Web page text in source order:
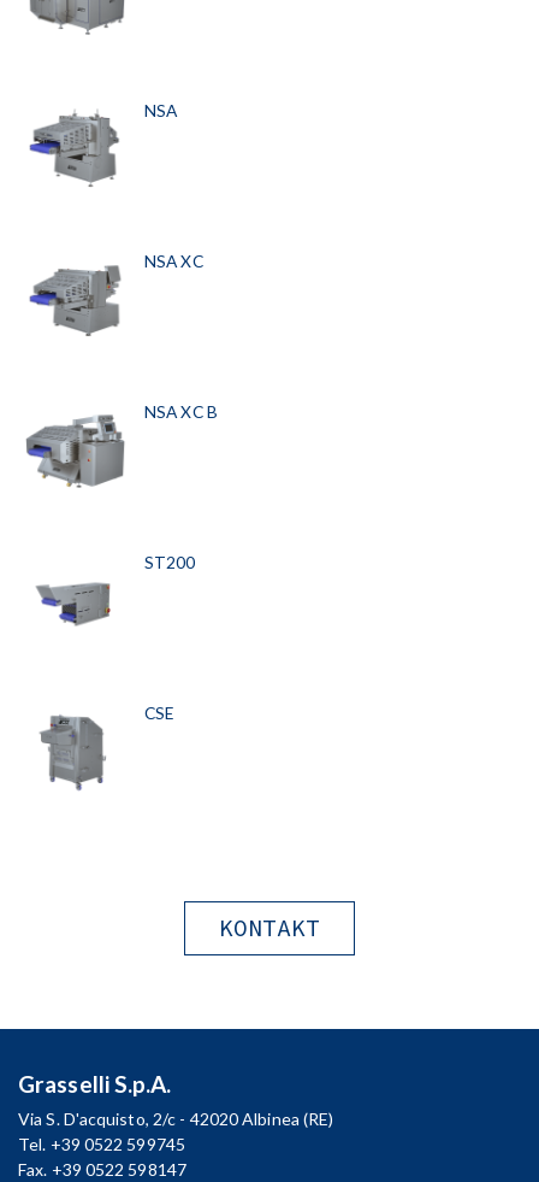
NSA
NSA XC
NSA XC B
ST200
CSE
KONTAKT
Grasselli S.p.A.
Via S. D'acquisto, 2/c - 42020 Albinea (RE)
Tel. +39 0522 599745
Fax. +39 0522 598147